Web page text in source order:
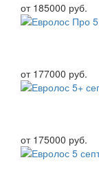
от 185000 руб.
от 177000 руб.
от 175000 руб.